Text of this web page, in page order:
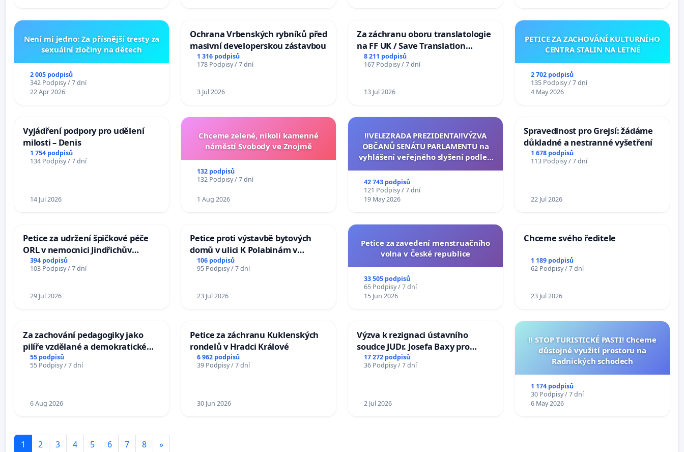
Není mi jedno: Za přísnější tresty za
sexuální zločiny na dětech
2 005 podpisů
342 Podpisy / 7 dní
22 Apr 2026
Ochrana Vrbenských rybníků před
masivní developerskou zástavbou
1 316 podpisů
178 Podpisy / 7 dní
3 Jul 2026
Za záchranu oboru translatologie
na FF UK / Save Translation
Studies at the Faculty of Arts,
Charles University
8 211 podpisů
167 Podpisy / 7 dní
13 Jul 2026
PETICE ZA ZACHOVÁNÍ KULTURNÍHO
CENTRA STALIN NA LETNÉ
2 702 podpisů
135 Podpisy / 7 dní
4 May 2026
Vyjádření podpory pro udělení
milosti – Denis
1 754 podpisů
134 Podpisy / 7 dní
14 Jul 2026
Chceme zelené, nikoli kamenné
náměstí Svobody ve Znojmě
132 podpisů
132 Podpisy / 7 dní
1 Aug 2026
‼️VELEZRADA PREZIDENTA‼️VÝZVA
OBČANŮ SENÁTU PARLAMENTU na
vyhlášení veřejného slyšení podle §
na přijetí usnesení k podání ústavní
žaloby na prezidenta republiky
42 743 podpisů
121 Podpisy / 7 dní
19 May 2026
Spravedlnost pro Grejsí: žádáme
důkladné a nestranné vyšetření
1 678 podpisů
113 Podpisy / 7 dní
22 Jul 2026
Petice za udržení špičkové péče
ORL v nemocnici Jindřichův
Hradec
394 podpisů
103 Podpisy / 7 dní
29 Jul 2026
Petice proti výstavbě bytových
domů v ulici K Polabinám v
Pardubicích
106 podpisů
95 Podpisy / 7 dní
23 Jul 2026
Petice za zavedení menstruačního
volna v České republice
33 505 podpisů
65 Podpisy / 7 dní
15 Jun 2026
Chceme svého ředitele
1 189 podpisů
62 Podpisy / 7 dní
23 Jul 2026
Za zachování pedagogiky jako
pilíře vzdělané a demokratické
společnosti
55 podpisů
55 Podpisy / 7 dní
6 Aug 2026
Petice za záchranu Kuklenských
rondelů v Hradci Králové
6 962 podpisů
39 Podpisy / 7 dní
30 Jun 2026
Výzva k rezignaci ústavního
soudce JUDr. Josefa Baxy pro
ohrožení důvěry ve spravedlivý
proces
17 272 podpisů
36 Podpisy / 7 dní
2 Jul 2026
‼️ STOP TURISTICKÉ PASTI! Chceme
důstojné využití prostoru na
Radnických schodech
1 174 podpisů
30 Podpisy / 7 dní
6 May 2026
1 2 3 4 5 6 7 8 »